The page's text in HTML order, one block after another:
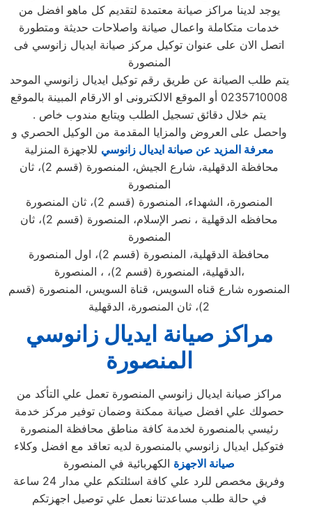
يوجد لدينا مراكز صيانة معتمدة لتقديم كل ماهو افضل من
خدمات متكاملة واعمال صيانة واصلاحات حديثة ومتطورة
اتصل الان على عنوان توكيل مركز صيانة ايديال زانوسي فى
المنصورة
يتم طلب الصيانة عن طريق رقم توكيل ايديال زانوسي الموحد
0235710008 أو الموقع الالكترونى او الارقام المبينة بالموقع
. يتم خلال دقائق تسجيل الطلب ويتابع مندوب خاص
واحصل على العروض والمزايا المقدمة من الوكيل الحصري و
معرفة المزيد عن صيانة ايديال زانوسي للاجهزة المنزلية
محافظة الدقهلية، شارع الجيش، المنصورة (قسم 2)، ثان
المنصورة
المنصورة، الشهداء، المنصورة (قسم 2)، ثان المنصورة
محافظه الدقهلية ، نصر الإسلام، المنصورة (قسم 2)، ثان
المنصورة
محافظة الدقهلية، المنصورة (قسم 2)، اول المنصورة
الدقهلية، المنصورة (قسم 2)، ، المنصورة،
المنصوره شارع قناه السويس، قناة السويس، المنصورة (قسم
2)، ثان المنصورة، الدقهلية
مراكز صيانة ايديال زانوسي
المنصورة
مراكز صيانة ايديال زانوسي المنصورة تعمل علي التأكد من
حصولك علي افضل صيانة ممكنة وضمان توفير مركز خدمة
رئيسي بالمنصورة لخدمة كافة مناطق محافظة المنصورة
فتوكيل ايديال زانوسي بالمنصورة لديه تعاقد مع افضل وكلاء
صيانة الاجهزة الكهربائية في المنصورة
وفريق مخصص للرد علي كافة اسئلتكم علي مدار 24 ساعة
في حالة طلب مساعدتنا نعمل علي توصيل اجهزتكم